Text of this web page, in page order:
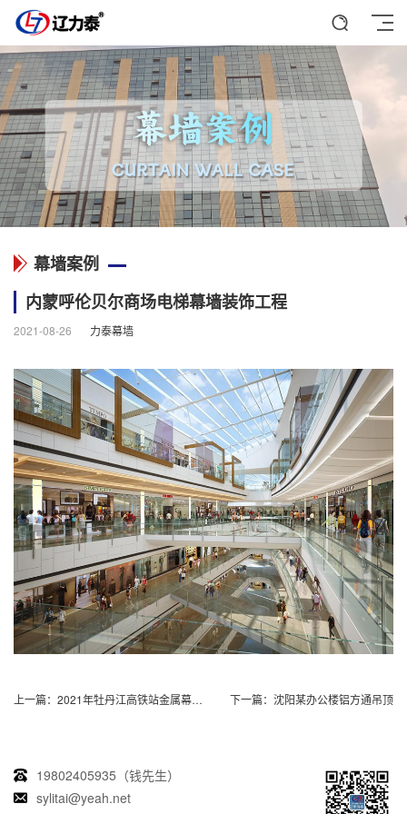
幕墙案例
内蒙呼伦贝尔商场电梯幕墙装饰工程
2021-08-26 力泰幕墙
上一篇： 2021年牡丹江高铁站金属幕墙工程 下一篇： 沈阳某办公楼铝方通吊顶
19802405935（钱先生）
sylitai@yeah.net